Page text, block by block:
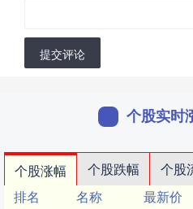
提交评论
个股实时
个股涨幅 个股跌幅 个股
排名
名称 最新价